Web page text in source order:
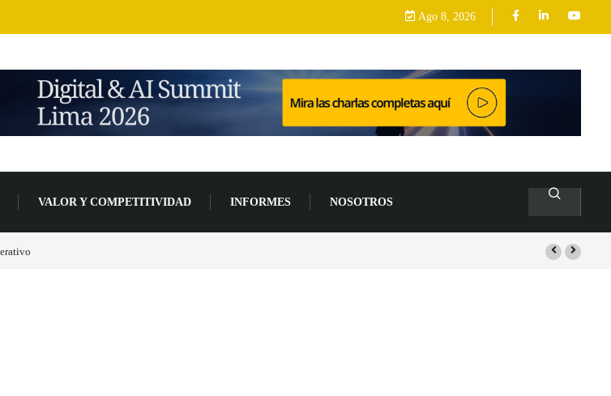
Ago 8, 2026
VALOR Y COMPETITIVIDAD INFORMES NOSOTROS